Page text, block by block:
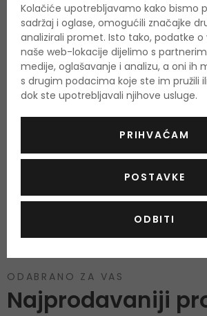
O proizvodu
OPIS OCJENA
Još nema recenzija za ovaj
Podaci o dobivanju
OSTALE INFORMACIJE
ODABRANO ZA VAS
Najprodavaniji
Kolačiće upotrebljavamo kako bismo
sadržaj i oglase, omogućili značajke
analizirali promet. Isto tako, podatke
naše web-lokacije dijelimo s
medije, oglašavanje i analizu, a oni ih
s drugim podacima koje ste im pružili
dok ste upotrebljavali njihove usluge.
PRIHVAĆAM
POSTAVKE
ODBITI